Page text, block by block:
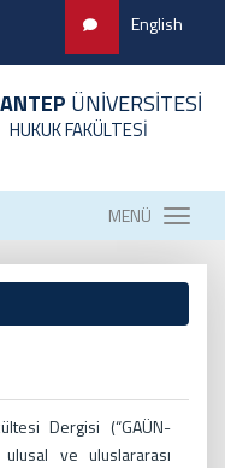
English
ÜNİVERSİTESİ
HUKUK FAKÜLTESİ
MENÜ
Dergisi (“GAÜN-
ve uluslararası